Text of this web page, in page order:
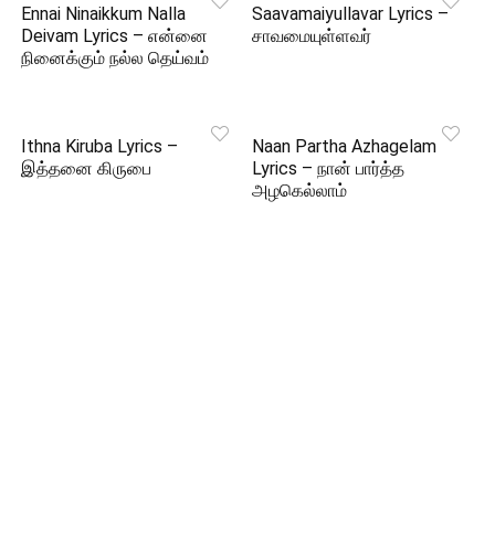
Ennai Ninaikkum Nalla
Deivam Lyrics – என்னை
நினைக்கும் நல்ல தெய்வம்
Saavamaiyullavar Lyrics –
சாவமையுள்ளவர்
Ithna Kiruba Lyrics –
இத்தனை கிருபை
Naan Partha Azhagelam
Lyrics – நான் பார்த்த
அழகெல்லாம்